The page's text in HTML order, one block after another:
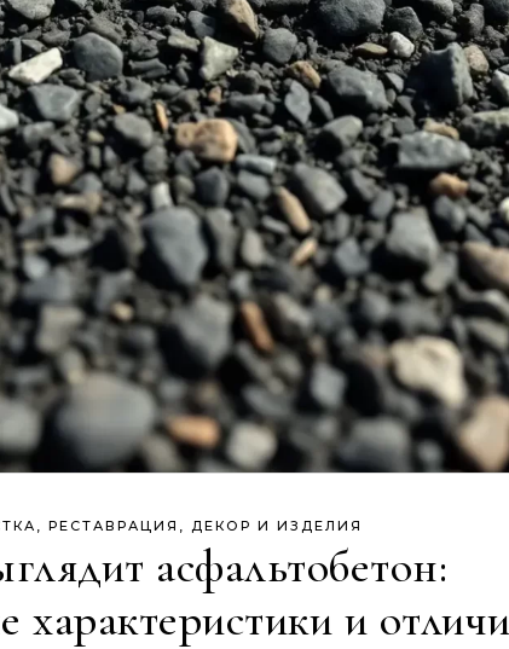
РЕСТАВРАЦИЯ, ДЕКОР И ИЗДЕЛИЯ
асфальтобетон:
характеристики и